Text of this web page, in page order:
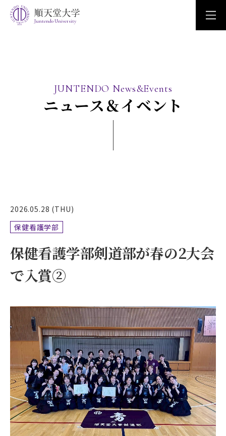
Juntendo University
JUNTENDO News&Events
ニュース＆イベント
2026.05.28 (THU)
保健看護学部
保健看護学部剣道部が春の2大会
で入賞②